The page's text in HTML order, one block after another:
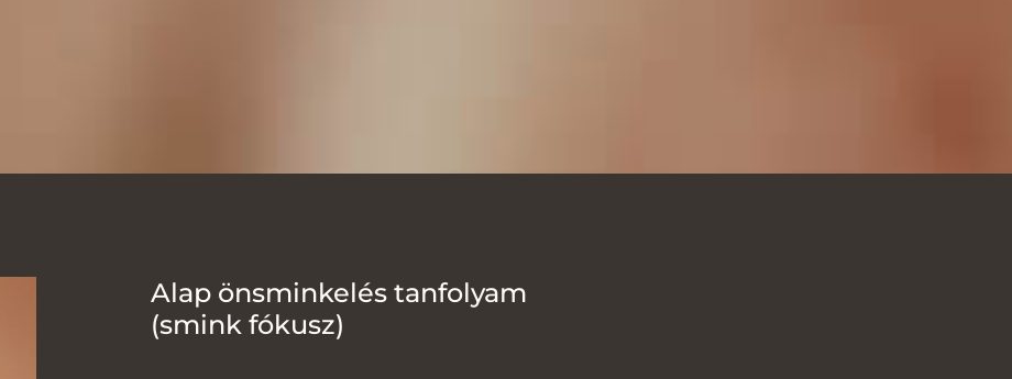
Alap önsminkelés tanfolyam
(smink fókusz)